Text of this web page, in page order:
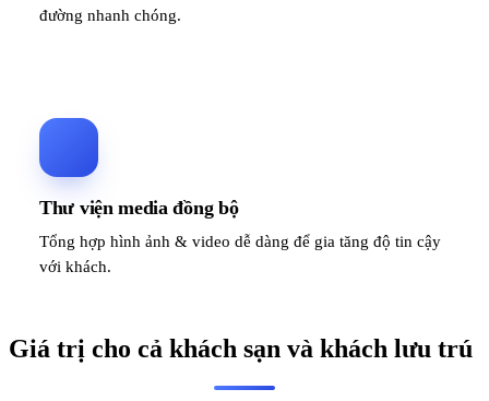
đường nhanh chóng.
Thư viện media đồng bộ
Tổng hợp hình ảnh & video dễ dàng để gia tăng độ tin cậy
với khách.
Giá trị cho cả khách sạn và khách lưu trú